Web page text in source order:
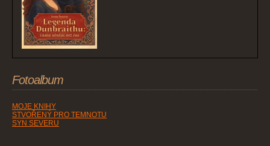
Fotoalbum
MOJE KNIHY
STVOŘENÝ PRO TEMNOTU
SYN SEVERU